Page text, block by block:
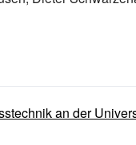
an der